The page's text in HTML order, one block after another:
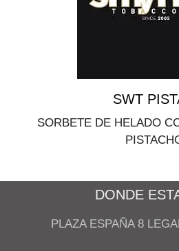
SWT
SORBETE DE HELADO
DONDE
PLAZA ESPAÑA 8